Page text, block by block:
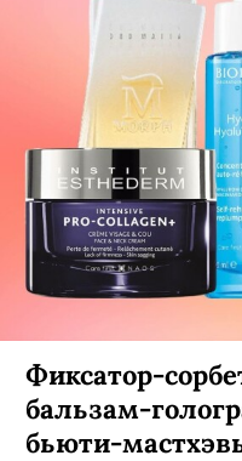
Фиксатор-
бальзам-
бьюти-